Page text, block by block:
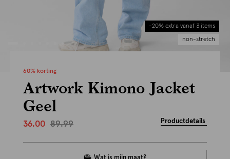
-20% extra vanaf 3 items
non-stretch
60% korting
Artwork Kimono Jacket
Geel
36.00 89.99 Productdetails